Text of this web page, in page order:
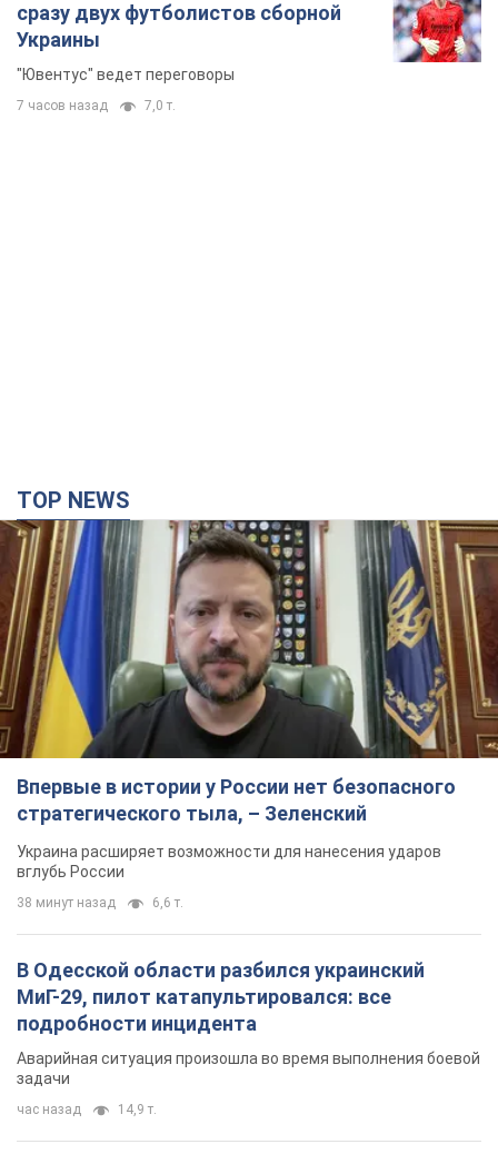
сразу двух футболистов сборной
Украины
"Ювентус" ведет переговоры
7 часов назад 7,0 т.
TOP NEWS
Впервые в истории у России нет безопасного
стратегического тыла, – Зеленский
Украина расширяет возможности для нанесения ударов
вглубь России
38 минут назад 6,6 т.
В Одесской области разбился украинский
МиГ-29, пилот катапультировался: все
подробности инцидента
Аварийная ситуация произошла во время выполнения боевой
задачи
час назад 14,9 т.